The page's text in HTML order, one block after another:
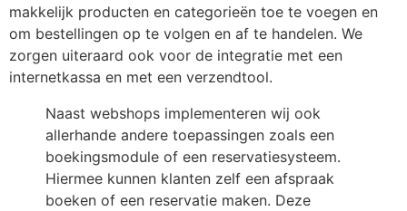
makkelijk producten en categorieën toe te voegen en
om bestellingen op te volgen en af te handelen. We
zorgen uiteraard ook voor de integratie met een
internetkassa en met een verzendtool.
Naast webshops implementeren wij ook
allerhande andere toepassingen zoals een
boekingsmodule of een reservatiesysteem.
Hiermee kunnen klanten zelf een afspraak
boeken of een reservatie maken. Deze